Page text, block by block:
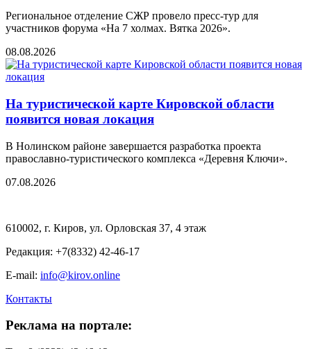
Региональное отделение СЖР провело пресс-тур для
участников форума «На 7 холмах. Вятка 2026».
08.08.2026
На туристической карте Кировской области
появится новая локация
В Нолинском районе завершается разработка проекта
православно-туристического комплекса «Деревня Ключи».
07.08.2026
610002, г. Киров, ул. Орловская 37, 4 этаж
Редакция: +7(8332) 42-46-17
E-mail: info@kirov.online
Контакты
Реклама на портале: